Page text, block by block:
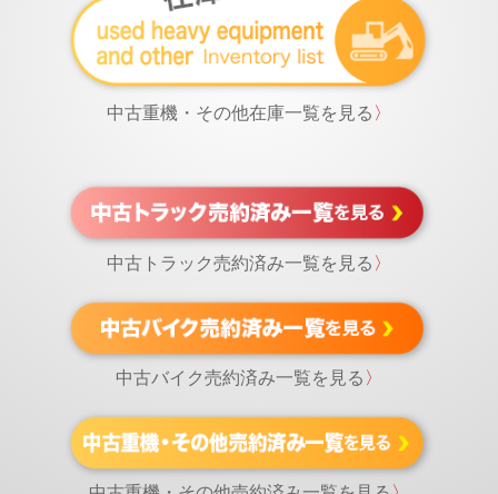
中古重機・その他在庫一覧を見る 〉
中古トラック売約済み一覧を見る 〉
中古バイク売約済み一覧を見る 〉